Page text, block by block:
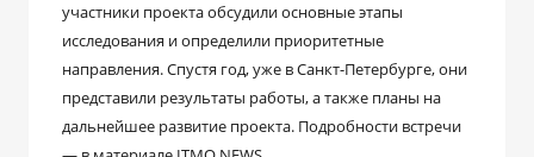
участники проекта обсудили основные этапы
исследования и определили приоритетные
направления. Спустя год, уже в Санкт-Петербурге, они
представили результаты работы, а также планы на
дальнейшее развитие проекта. Подробности встречи